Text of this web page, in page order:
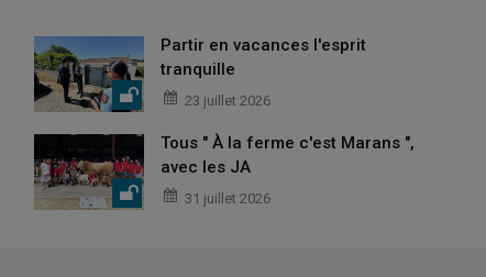
Partir en vacances l'esprit
tranquille
23 juillet 2026
Tous " À la ferme c'est Marans ",
avec les JA
31 juillet 2026